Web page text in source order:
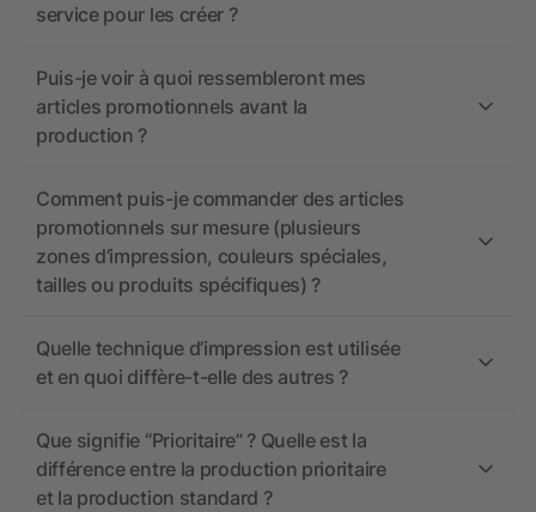
service pour les créer ?
Puis-je voir à quoi ressembleront mes
articles promotionnels avant la
production ?
Comment puis-je commander des articles
promotionnels sur mesure (plusieurs
zones d’impression, couleurs spéciales,
tailles ou produits spécifiques) ?
Quelle technique d’impression est utilisée
et en quoi diffère-t-elle des autres ?
Que signifie “Prioritaire” ? Quelle est la
différence entre la production prioritaire
et la production standard ?